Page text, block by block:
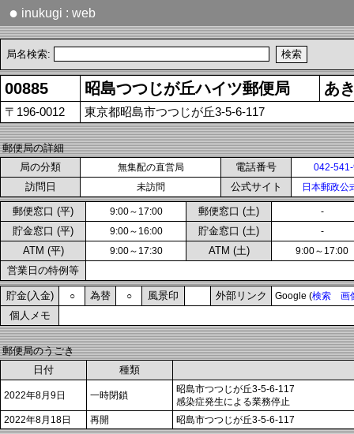
● inukugi : web
局名検索:
00885 昭島つつじが丘ハイツ郵便局 あ
〒196-0012 東京都昭島市つつじが丘3-5-6-117
郵便局の詳細
局の分類
無集配の直営局 電話番号 042-
訪問日 未訪問 公式サイト 日本郵政公
郵便窓口 (平) 9:00～17:00 郵便窓口 (土) -
貯金窓口 (平) 9:00～16:00 貯金窓口 (土) -
ATM (平) 9:00～17:30 ATM (土) 9:00～17:00
営業日の特例等
貯金(入金) ○ 為替 ○ 風景印 外部リンク Google (検索 画
個人メモ
郵便局のうごき
日付
種類
2022年8月9日 一時閉鎖
昭島市つつじが丘3-5-6-117
感染症発生による業務停止
2022年8月18日
再開 昭島市つつじが丘3-5-6-117